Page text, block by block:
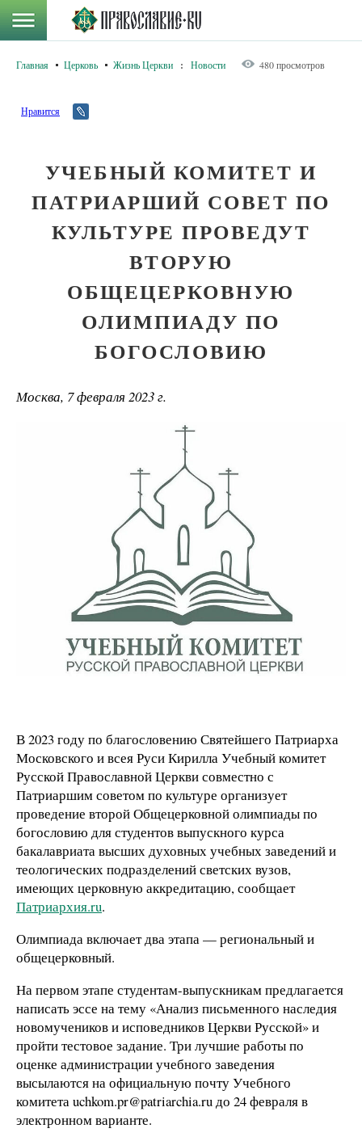
Главная Церковь Жизнь Церкви : Новости 480 просмотров
Нравится
УЧЕБНЫЙ КОМИТЕТ И
ПАТРИАРШИЙ СОВЕТ ПО
КУЛЬТУРЕ ПРОВЕДУТ
ВТОРУЮ
ОБЩЕЦЕРКОВНУЮ
ОЛИМПИАДУ ПО
БОГОСЛОВИЮ
Москва, 7 февраля 2023 г.
В 2023 году по благословению Святейшего Патриарха
Московского и всея Руси Кирилла Учебный комитет
Русской Православной Церкви совместно с
Патриаршим советом по культуре организует
проведение второй Общецерковной олимпиады по
богословию для студентов выпускного курса
бакалавриата высших духовных учебных заведений и
теологических подразделений светских вузов,
имеющих церковную аккредитацию, сообщает
Патриархия.ru.
Олимпиада включает два этапа — региональный и
общецерковный.
На первом этапе студентам-выпускникам предлагается
написать эссе на тему «Анализ письменного наследия
новомучеников и исповедников Церкви Русской» и
пройти тестовое задание. Три лучшие работы по
оценке администрации учебного заведения
высылаются на официальную почту Учебного
комитета uchkom.pr@patriarchia.ru до 24 февраля в
электронном варианте.